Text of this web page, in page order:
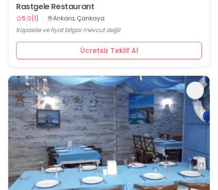
Rastgele Restaurant
5.0(1)
Ankara, Çankaya
Kapasite ve fiyat bilgisi mevcut değil
Ücretsiz Teklif Al